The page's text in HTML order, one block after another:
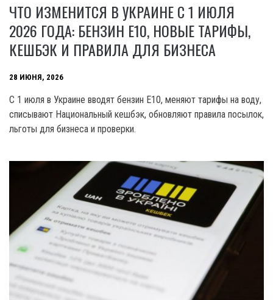
ЧТО ИЗМЕНИТСЯ В УКРАИНЕ С 1 ИЮЛЯ
2026 ГОДА: БЕНЗИН Е10, НОВЫЕ ТАРИФЫ,
КЕШБЭК И ПРАВИЛА ДЛЯ БИЗНЕСА
28 ИЮНЯ, 2026
С 1 июля в Украине вводят бензин Е10, меняют тарифы на воду,
списывают Национальный кешбэк, обновляют правила посылок,
льготы для бизнеса и проверки.